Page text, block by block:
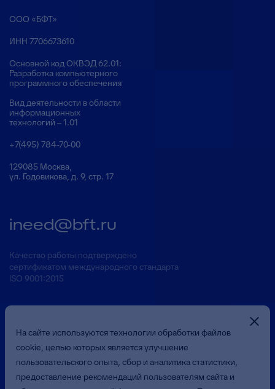
ООО «БФТ»
ИНН 7706673610
Основной код ОКВЭД 62.01:
Разработка компьютерного
программного обеспечения
Вид деятельности в области
информационных
технологий – 1.01
+7(495) 784-70-00
129085 Москва,
ул. Годовикова, д. 9, стр. 17
ineed@bft.ru
Качество работы подтверждено
сертификатом международного стандарта
ISO 9001:2015
Презентация о Компании
На сайте используются технологии обработки файлов
cookie, целью которых является улучшение
пользовательского опыта, сбор и аналитика статистики,
предоставление рекомендаций пользователям сайта и